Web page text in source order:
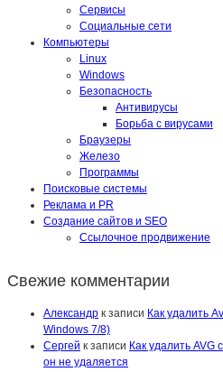
Сервисы
Социальные сети
Компьютеры
Linux
Windows
Безопасность
Антивирусы
Борьба с вирусами
Браузеры
Железо
Программы
Поисковые системы
Реклама и PR
Создание сайтов и SEO
Ссылочное продвижение
Свежие комментарии
Александр к записи Как удалить
Windows 7/8)
Сергей к записи Как удалить AVG
он не удаляется